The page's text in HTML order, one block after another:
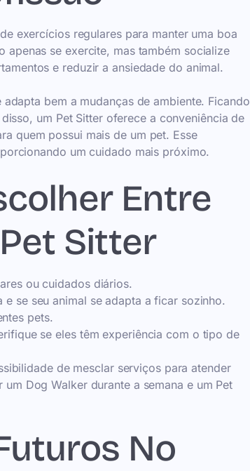
exercícios regulares para manter uma boa
apenas se exercite, mas também socialize
e reduzir a ansiedade do animal.
bem a mudanças de ambiente. Ficando
um Pet Sitter oferece a conveniência de
quem possui mais de um pet. Esse
um cuidado mais próximo.
Entre
Sitter
ou cuidados diários.
se seu animal se adapta a ficar sozinho.
pets.
se eles têm experiência com o tipo de
de mesclar serviços para atender
Dog Walker durante a semana e um Pet
No